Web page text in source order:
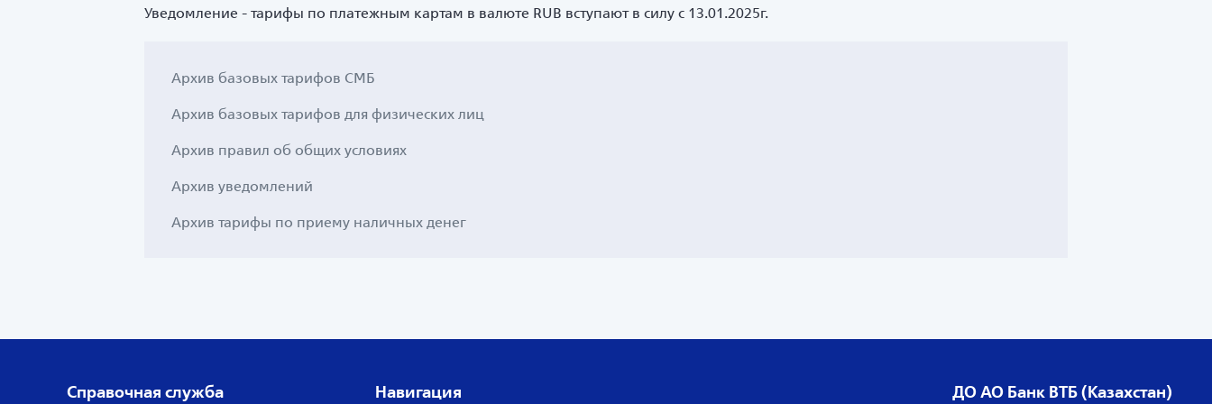
Уведомление - тарифы по платежным картам в валюте RUB вступают в силу с 13.01.2025г.
Архив базовых тарифов СМБ
Архив базовых тарифов для физических лиц
Архив правил об общих условиях
Архив уведомлений
Архив тарифы по приему наличных денег
Справочная служба Навигация ДО АО Банк ВТБ (Казахстан)